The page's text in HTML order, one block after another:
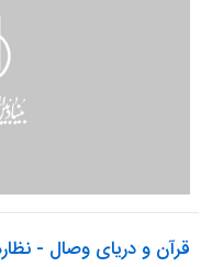
قرآن و دریای وصال -